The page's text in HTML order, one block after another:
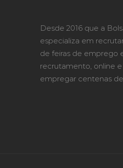
Desde 2016 que a
especializa em
de feiras de emprego
recrutamento, online
empregar centenas